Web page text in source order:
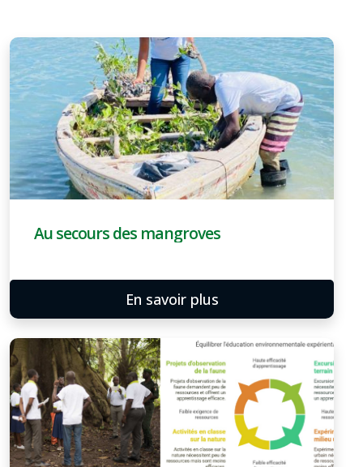
Au secours des mangroves
En savoir plus